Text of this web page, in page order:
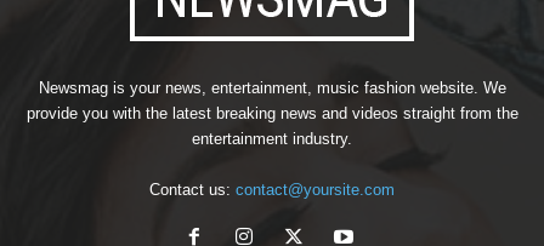
Newsmag is your news, entertainment, music fashion website. We
provide you with the latest breaking news and videos straight from the
entertainment industry.
Contact us: contact@yoursite.com